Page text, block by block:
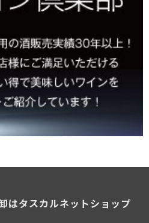
はタスカルネットショップ